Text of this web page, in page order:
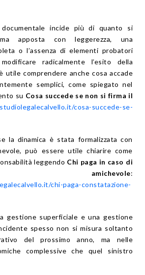
incide più di quanto si
apposta con leggerezza, una
o l’assenza di elementi probatori
radicalmente l’esito della
utile comprendere anche cosa accade
semplici, come spiegato nel
su Cosa succede se non si firma il
cosa-succede-se-
la dinamica è stata formalizzata con
può essere utile chiarire come
leggendo Chi paga in caso di
amichevole:
chi-paga-constatazione-
gestione superficiale e una gestione
spesso non si misura soltanto
del prossimo anno, ma nelle
complessive che quel sinistro